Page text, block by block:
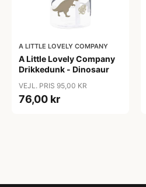
A LITTLE LOVELY COMPANY
A Little Lovely Company
Drikkedunk - Dinosaur
VEJL. PRIS 95,00 KR
76,00 kr